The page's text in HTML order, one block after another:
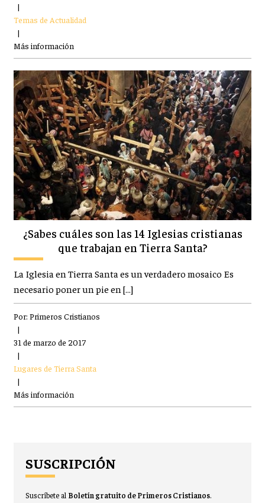
|
Temas de Actualidad
|
Más información
¿Sabes cuáles son las 14 Iglesias cristianas
que trabajan en Tierra Santa?
La Iglesia en Tierra Santa es un verdadero mosaico Es
necesario poner un pie en […]
Por: Primeros Cristianos
|
31 de marzo de 2017
|
Lugares de Tierra Santa
|
Más información
SUSCRIPCIÓN
Suscríbete al Boletín gratuito de Primeros Cristianos.